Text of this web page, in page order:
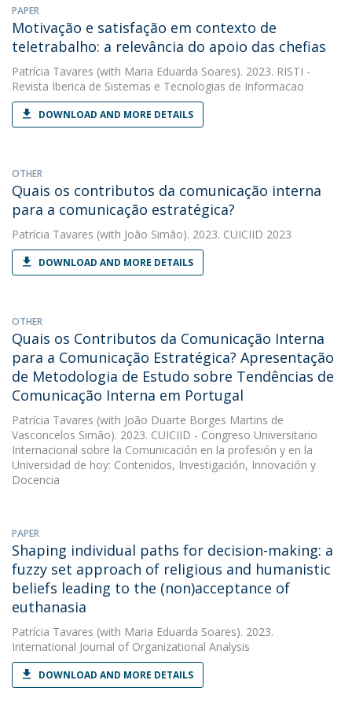
PAPER
Motivação e satisfação em contexto de
teletrabalho: a relevância do apoio das chefias
Patrícia Tavares (with Maria Eduarda Soares). 2023. RISTI -
Revista Iberica de Sistemas e Tecnologias de Informacao
DOWNLOAD AND MORE DETAILS
OTHER
Quais os contributos da comunicação interna
para a comunicação estratégica?
Patrícia Tavares (with João Simão). 2023. CUICIID 2023
DOWNLOAD AND MORE DETAILS
OTHER
Quais os Contributos da Comunicação Interna
para a Comunicação Estratégica? Apresentação
de Metodologia de Estudo sobre Tendências de
Comunicação Interna em Portugal
Patrícia Tavares (with João Duarte Borges Martins de
Vasconcelos Simão). 2023. CUICIID - Congreso Universitario
Internacional sobre la Comunicación en la profesión y en la
Universidad de hoy: Contenidos, Investigación, Innovación y
Docencia
PAPER
Shaping individual paths for decision-making: a
fuzzy set approach of religious and humanistic
beliefs leading to the (non)acceptance of
euthanasia
Patrícia Tavares (with Maria Eduarda Soares). 2023.
International Journal of Organizational Analysis
DOWNLOAD AND MORE DETAILS